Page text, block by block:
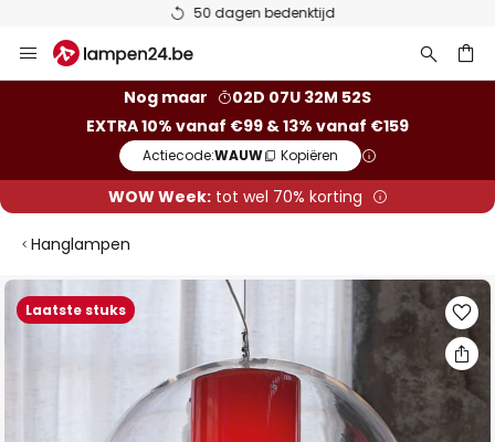
50 dagen bedenktijd
naar
Nog maar
02D 07U 32M 52S
EXTRA 10% vanaf €99 & 13% vanaf €159
Actiecode:WAUW Kopiëren
WOW Week:tot wel 70% korting
Hanglampen
Laatste stuks
Ga
naar